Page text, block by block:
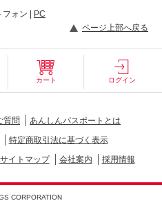
フォン | PC
ページ上部へ戻る
カート ログイン
質問
あんしんパスポートとは
特定商取引法に基づく表示
サイトマップ 会社案内 採用情報
CORPORATION